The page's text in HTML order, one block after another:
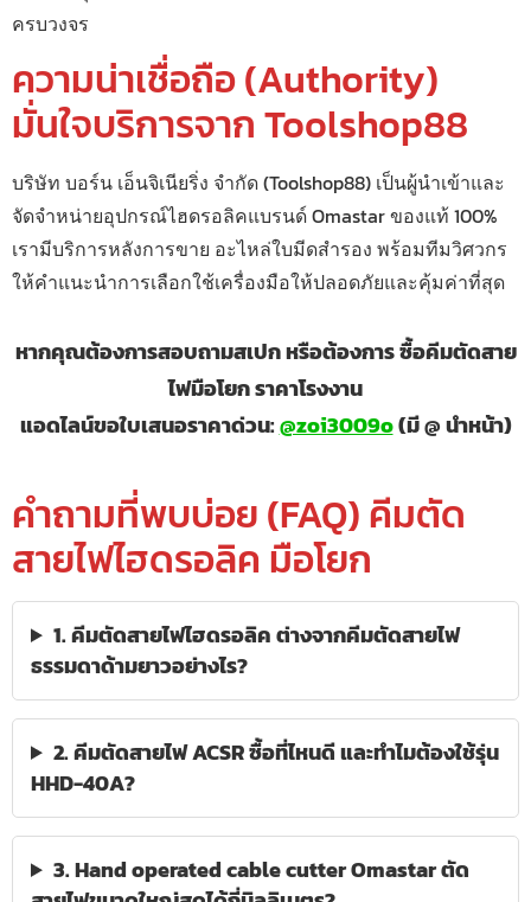
ครบวงจร
ความน่าเชื่อถือ (Authority)
มั่นใจบริการจาก Toolshop88
บริษัท บอร์น เอ็นจิเนียริ่ง จำกัด (Toolshop88) เป็นผู้นำเข้าและ
จัดจำหน่ายอุปกรณ์ไฮดรอลิคแบรนด์ Omastar ของแท้ 100%
เรามีบริการหลังการขาย อะไหล่ใบมีดสำรอง พร้อมทีมวิศวกร
ให้คำแนะนำการเลือกใช้เครื่องมือให้ปลอดภัยและคุ้มค่าที่สุด
หากคุณต้องการสอบถามสเปก หรือต้องการ ซื้อคีมตัดสาย
ไฟมือโยก ราคาโรงงาน
แอดไลน์ขอใบเสนอราคาด่วน:@zoi3009o(มี @ นำหน้า)
คำถามที่พบบ่อย (FAQ) คีมตัด
สายไฟไฮดรอลิค มือโยก
1. คีมตัดสายไฟไฮดรอลิค ต่างจากคีมตัดสายไฟ
ธรรมดาด้ามยาวอย่างไร?
2. คีมตัดสายไฟ ACSR ซื้อที่ไหนดี และทำไมต้องใช้รุ่น
HHD-40A?
3. Hand operated cable cutter Omastar ตัด